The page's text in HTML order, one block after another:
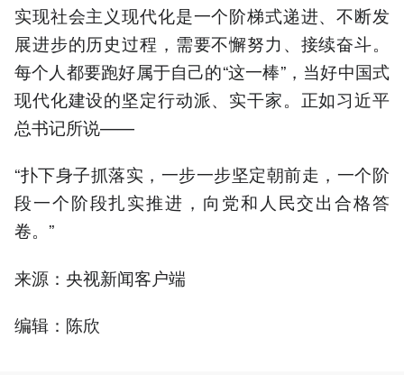
实现社会主义现代化是一个阶梯式递进、不断发
展进步的历史过程，需要不懈努力、接续奋斗。
每个人都要跑好属于自己的“这一棒”，当好中国式
现代化建设的坚定行动派、实干家。正如习近平
总书记所说——
“扑下身子抓落实，一步一步坚定朝前走，一个阶
段一个阶段扎实推进，向党和人民交出合格答
卷。”
来源：央视新闻客户端
编辑：陈欣